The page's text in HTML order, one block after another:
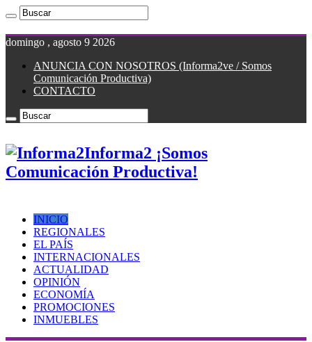
domingo , agosto 9 2026
ANUNCIA CON NOSOTROS (Informa2ve / Somos
Comunicación Productiva)
CONTACTO
Informa2 ¡Somos
Comunicación Productiva!
INICIO
REGIONALES
EL PAÍS
INTERNACIONALES
ACTUALIDAD
OPINIÓN
ECONOMÍA
PROMOCIONES
INMUEBLES